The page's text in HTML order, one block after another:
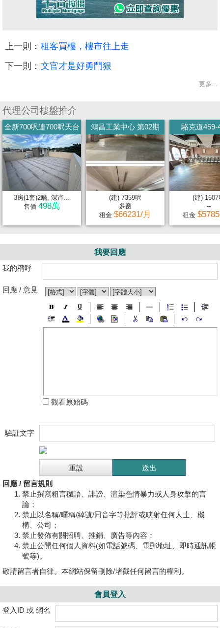
上一則： 租客買樓，樓市往上走
下一則： 文官才是好勇鬥狠
更多...
代理公司樓盤推介
全新700呎連700呎天台
3房(1套)2廳, 深宵...
售價 498萬
鴻昌工業中心 第02期
(建) 7359呎
多窗
租金 $66231/月
駱克道459-
(建) 1607
--
租金
我要回應
我的稱呼
回應 / 意見
觀看原始碼
驗証文字
回應 / 留言規則
禁止撰寫粗言穢語、誹謗、渲染色情暴力或人身攻擊的言
論；
禁止以名稱/暱稱/綽號/同音字等批評或映射任何人士、機
構、公司；
禁止發佈有關招聘、推銷、廣告等內容；
禁止公開任何個人資料(如電話號碼、電郵地址、即時通訊帳
號等)。
敬請留言者自律。本網站保留刪除/堵截任何留言的權利。
會員登入
登入ID 或 網名